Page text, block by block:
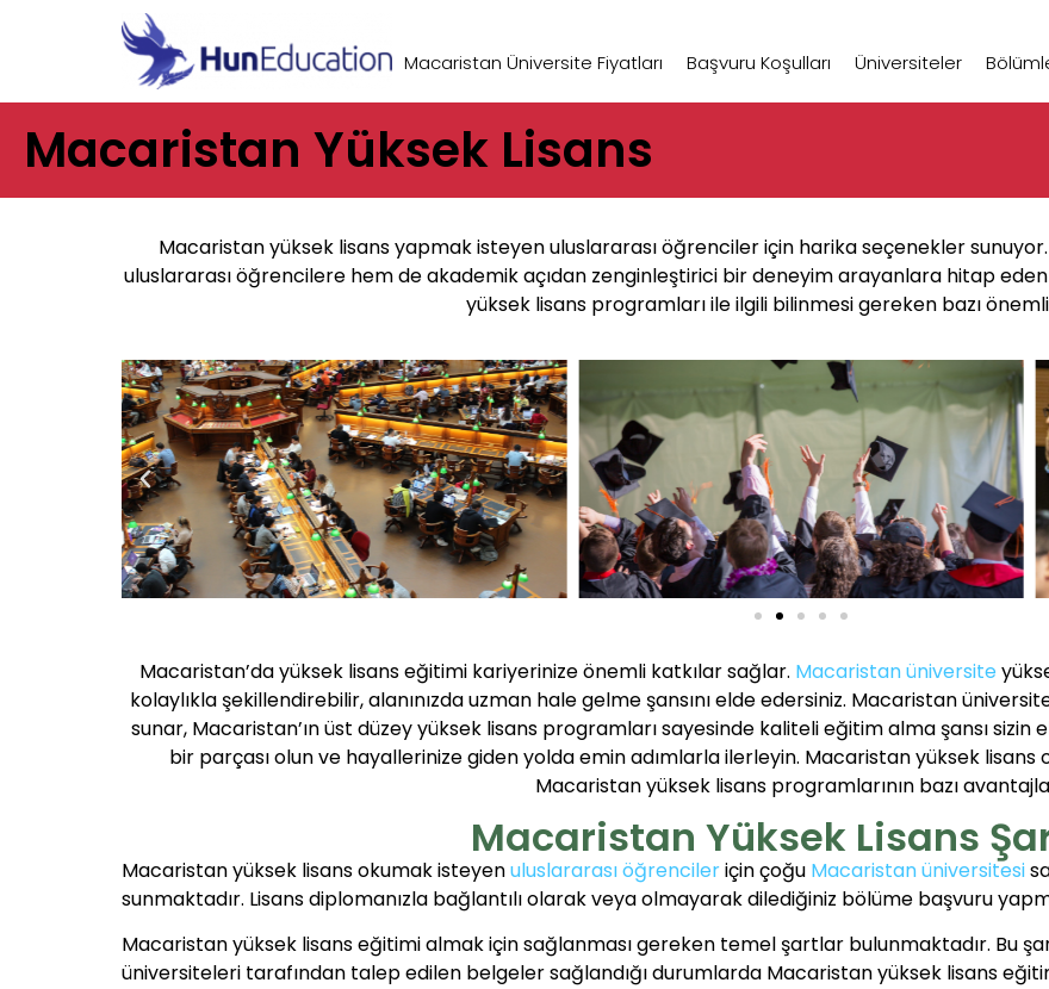
Macaristan Üniversite Fiyatları Başvuru Koşulları Üniversiteler
Macaristan Yüksek Lisans
Macaristan yüksek lisans yapmak isteyen uluslararası öğrenciler için harika seçenekler
uluslararası öğrencilere hem de akademik açıdan zenginleştirici bir deneyim arayanlara hitap
yüksek lisans programları ile ilgili bilinmesi gereken bazı
Macaristan’da yüksek lisans eğitimi kariyerinize önemli katkılar sağlar. Macaristan üniversite
kolaylıkla şekillendirebilir, alanınızda uzman hale gelme şansını elde edersiniz. Macaristan
sunar, Macaristan’ın üst düzey yüksek lisans programları sayesinde kaliteli eğitim alma şansı
bir parçası olun ve hayallerinize giden yolda emin adımlarla ilerleyin. Macaristan yüksek lisans
Macaristan yüksek lisans programlarının bazı
Macaristan Yüksek Lisans
Macaristan yüksek lisans okumak isteyenuluslararası öğrencileriçin çoğu Macaristan üniversitesi
sunmaktadır. Lisans diplomanızla bağlantılı olarak veya olmayarak dilediğiniz bölüme başvuru
Macaristan yüksek lisans eğitimi almak için sağlanması gereken temel şartlar bulunmaktadır. Bu
üniversiteleri tarafından talep edilen belgeler sağlandığı durumlarda Macaristan yüksek lisans